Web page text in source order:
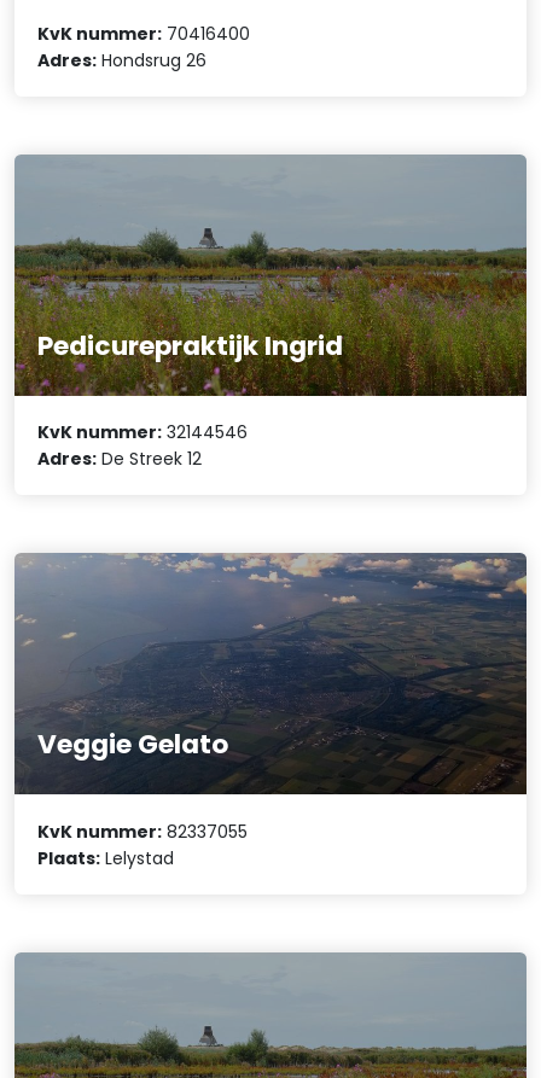
KvK nummer: 70416400
Adres: Hondsrug 26
Pedicurepraktijk Ingrid
KvK nummer: 32144546
Adres: De Streek 12
Veggie Gelato
KvK nummer: 82337055
Plaats: Lelystad